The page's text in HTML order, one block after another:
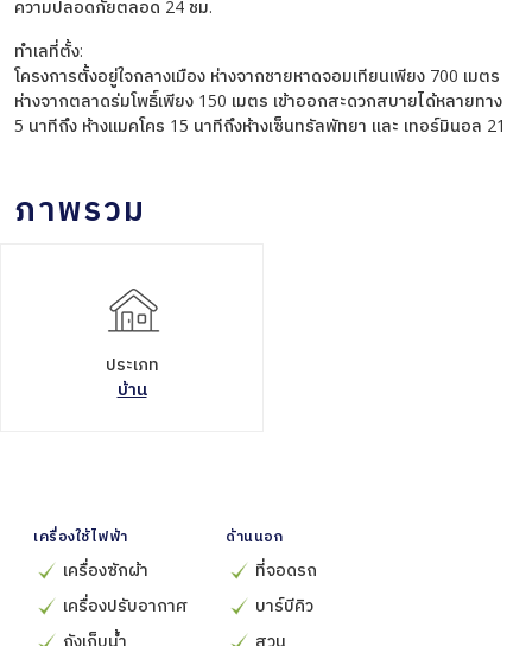
ความปลอดภัยตลอด 24 ชม.
ทำเลที่ตั้ง:
โครงการตั้งอยู่ใจกลางเมือง ห่างจากชายหาดจอมเทียนเพียง 700 เมตร
ห่างจากตลาดร่มโพธิ์เพียง 150 เมตร เข้าออกสะดวกสบายได้หลายทาง
5 นาทีถึง ห้างเเมคโคร 15 นาทีถึงห้างเซ็นทรัลพัทยา และ เทอร์มินอล 21
ภาพรวม
ประเภท
บ้าน
เครื่องใช้ไฟฟ้า
เครื่องซักผ้า
เครื่องปรับอากาศ
ถังเก็บน้ำ
ด้านนอก
ที่จอดรถ
บาร์บีคิว
สวน